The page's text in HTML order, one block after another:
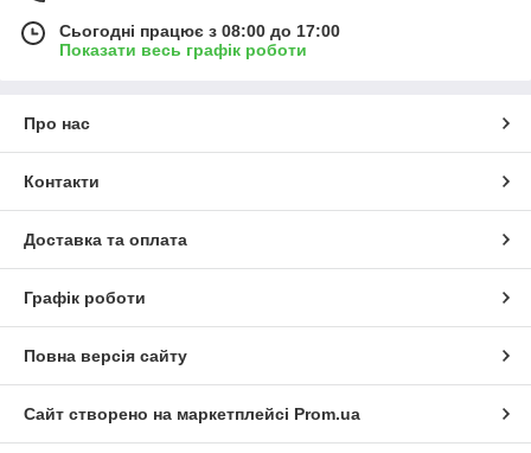
Сьогодні працює з 08:00 до 17:00
Показати весь графік роботи
Про нас
Контакти
Доставка та оплата
Графік роботи
Повна версія сайту
Сайт створено на маркетплейсі Prom.ua